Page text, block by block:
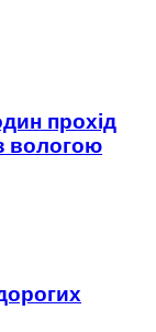
прохід
вологою